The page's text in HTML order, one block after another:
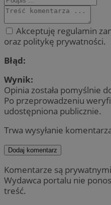
Akceptuję regulamin
oraz politykę prywatności.
Błąd:
Wynik:
Opinia została pomyślnie
Po przeprowadzeniu
udostępniona publicznie.
Trwa wysyłanie
Dodaj komentarz
Komentarze są
Wydawca portalu nie
treść.